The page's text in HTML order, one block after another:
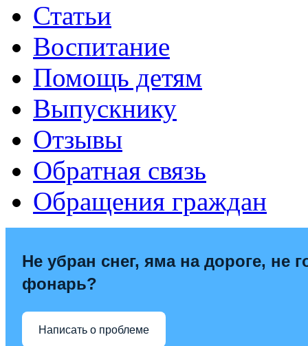
Статьи
Воспитание
Помощь детям
Выпускнику
Отзывы
Обратная связь
Обращения граждан
Не убран снег, яма на дороге, не
фонарь?
Написать о проблеме